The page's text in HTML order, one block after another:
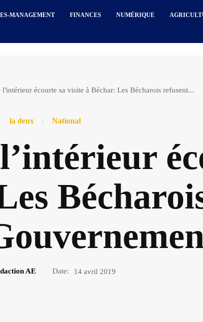
MANAGEMENT FINANCES NUMÉRIQUE
écourte sa visite à Béchar: Les Bécharois refusent...
la deux National
AE Date: 14 avril 2019